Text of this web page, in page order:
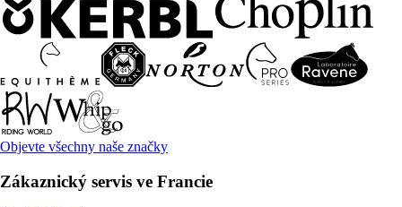
Objevte všechny naše značky
Zákaznický servis ve Francie